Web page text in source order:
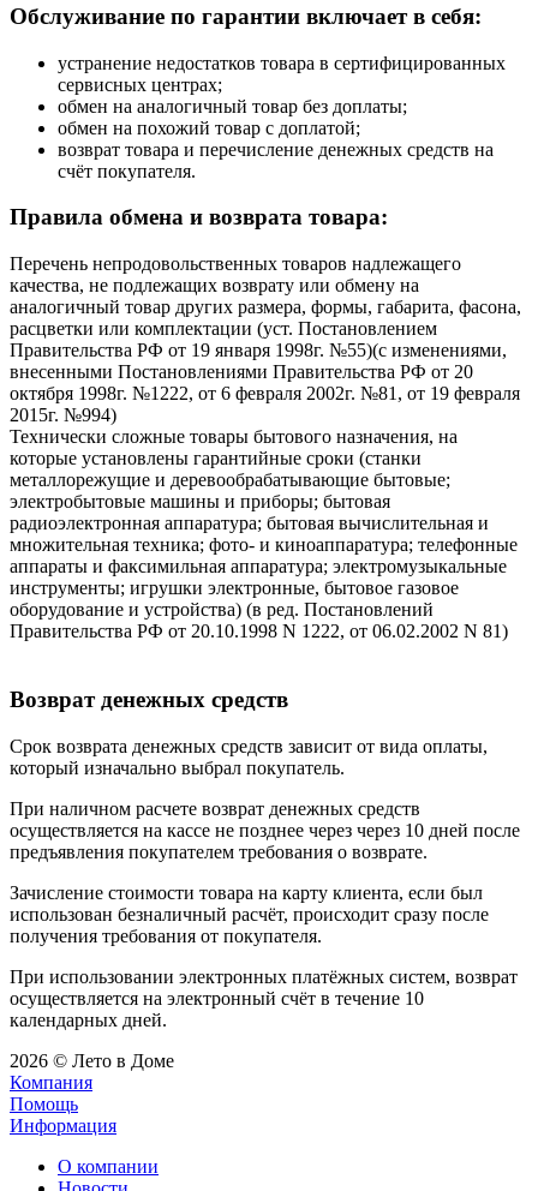
Обслуживание по гарантии включает в себя:
устранение недостатков товара в сертифицированных
сервисных центрах;
обмен на аналогичный товар без доплаты;
обмен на похожий товар с доплатой;
возврат товара и перечисление денежных средств на
счёт покупателя.
Правила обмена и возврата товара:
Перечень непродовольственных товаров надлежащего
качества, не подлежащих возврату или обмену на
аналогичный товар других размера, формы, габарита, фасона,
расцветки или комплектации (уст. Постановлением
Правительства РФ от 19 января 1998г. №55)(с изменениями,
внесенными Постановлениями Правительства РФ от 20
октября 1998г. №1222, от 6 февраля 2002г. №81, от 19 февраля
2015г. №994)
Технически сложные товары бытового назначения, на
которые установлены гарантийные сроки (станки
металлорежущие и деревообрабатывающие бытовые;
электробытовые машины и приборы; бытовая
радиоэлектронная аппаратура; бытовая вычислительная и
множительная техника; фото- и киноаппаратура; телефонные
аппараты и факсимильная аппаратура; электромузыкальные
инструменты; игрушки электронные, бытовое газовое
оборудование и устройства) (в ред. Постановлений
Правительства РФ от 20.10.1998 N 1222, от 06.02.2002 N 81)
Возврат денежных средств
Срок возврата денежных средств зависит от вида оплаты,
который изначально выбрал покупатель.
При наличном расчете возврат денежных средств
осуществляется на кассе не позднее через через 10 дней после
предъявления покупателем требования о возврате.
Зачисление стоимости товара на карту клиента, если был
использован безналичный расчёт, происходит сразу после
получения требования от покупателя.
При использовании электронных платёжных систем, возврат
осуществляется на электронный счёт в течение 10
календарных дней.
2026 © Лето в Доме
Компания
Помощь
Информация
О компании